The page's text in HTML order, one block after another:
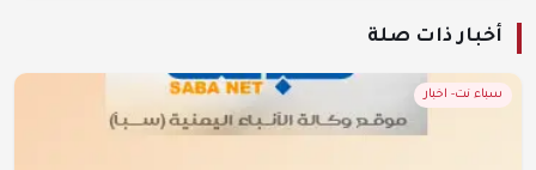
أخبار ذات صلة
سباء نت- اخبار